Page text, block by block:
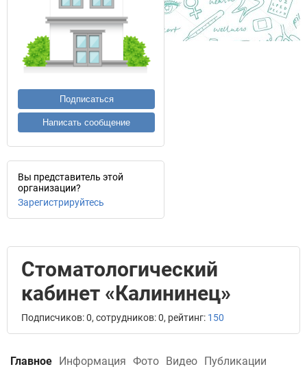
Подписаться
Написать сообщение
Вы представитель этой
организации?
Зарегистрируйтесь
Стоматологический
кабинет «Калининец»
Подписчиков: 0, сотрудников: 0, рейтинг: 150
Главное Информация Фото Видео Публикации